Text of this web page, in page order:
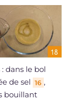
dans le bol
de sel 16 ,
bouillant